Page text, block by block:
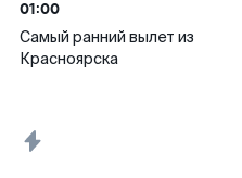
01:00
Самый ранний вылет из
Красноярска